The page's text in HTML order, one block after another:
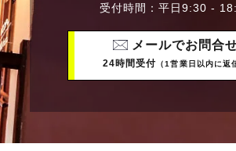
受付時間：平日9:30 -
メールでお問合
24時間受付 （1営業日以内に返